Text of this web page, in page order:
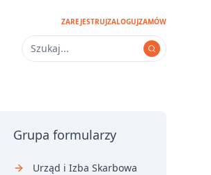
ZAREJESTRUJZALOGUJZAMÓW
Grupa formularzy
Urząd i Izba Skarbowa